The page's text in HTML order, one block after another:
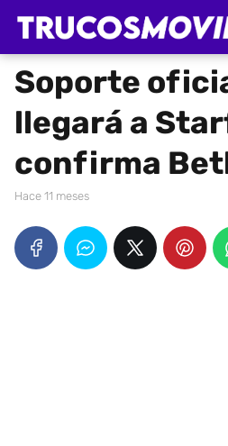
Soporte
llegará a
confirma
hace 11 meses